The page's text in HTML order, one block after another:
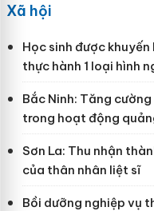
Xã hội
Học sinh được
thực hành 1 loại hình
Bắc Ninh: Tăng
trong hoạt động
Sơn La: Thu nhận
của thân nhân liệt sĩ
Bồi dưỡng nghiệp vụ